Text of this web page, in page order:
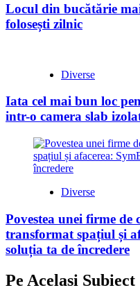
Locul din bucătărie
folosești zilnic
Diverse
Iata cel mai bun loc
intr-o camera slab
Diverse
Povestea unei firme de
transformat spațiul și
soluția ta de încredere
Pe Acelasi Subiect